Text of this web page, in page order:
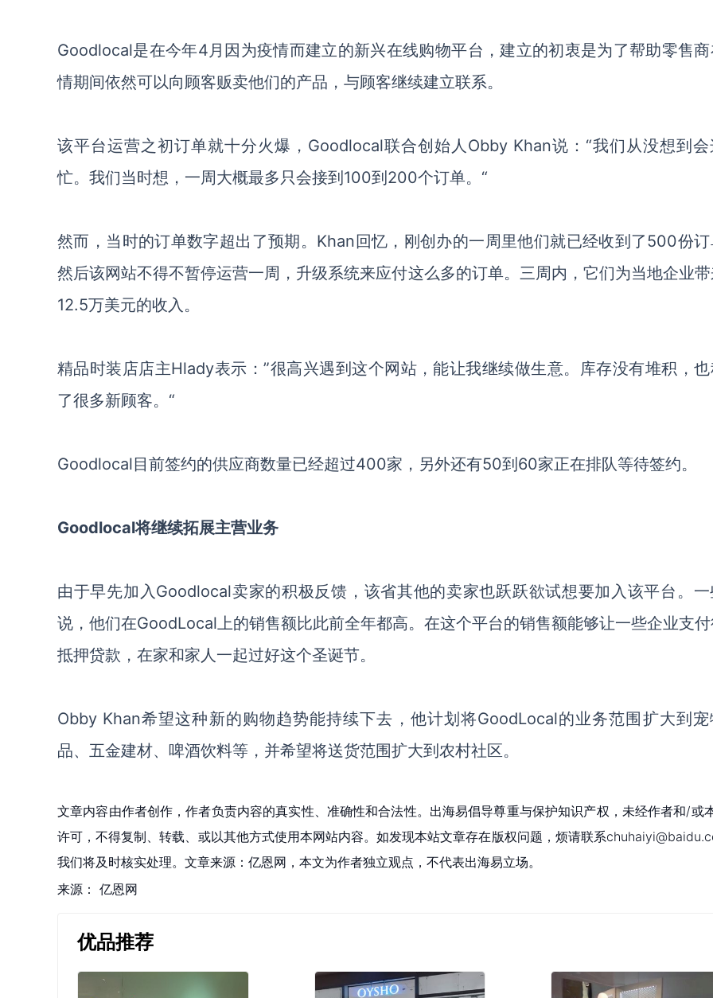
Goodlocal是在今年4月因为疫情而建立的新兴在线购物平台，建立的初衷是为了帮助零售
情期间依然可以向顾客贩卖他们的产品，与顾客继续建立联系。
该平台运营之初订单就十分火爆， Goodlocal联合创始人Obby Khan说：“我们从没想到
忙。我们当时想，一周大概最多只会接到100到200个订单。“
然而，当时的订单数字超出了预期。 Khan回忆，刚创办的一周里他们就已经收到了500份
然后该网站不得不暂停运营一周，升级系统来应付这么多的订单。三周内，它们为当地企业
12.5万美元的收入。
精品时装店店主Hlady表示：”很高兴遇到这个网站，能让我继续做生意。库存没有堆积，
了很多新顾客。“
Goodlocal目前签约的供应商数量已经超过400家，另外还有50到60家正在排队等待签约。
Goodlocal将继续拓展主营业务
由于早先加入Goodlocal卖家的积极反馈，该省其他的卖家也跃跃欲试想要加入该平台。
说，他们在GoodLocal上的销售额比此前全年都高。在这个平台的销售额能够让一些企业支
抵押贷款，在家和家人一起过好这个圣诞节。
Obby Khan希望这种新的购物趋势能持续下去，他计划将GoodLocal的业务范围扩大到宠
品、五金建材、啤酒饮料等，并希望将送货范围扩大到农村社区。
文章内容由作者创作，作者负责内容的真实性、准确性和合法性。出海易倡导尊重与保护知识产权，未经作者和/或
许可，不得复制、转载、或以其他方式使用本网站内容。如发现本站文章存在版权问题，烦请联系
我们将及时核实处理。文章来源：亿恩网，本文为作者独立观点，不代表出海易立场。
来源： 亿恩网
优品推荐